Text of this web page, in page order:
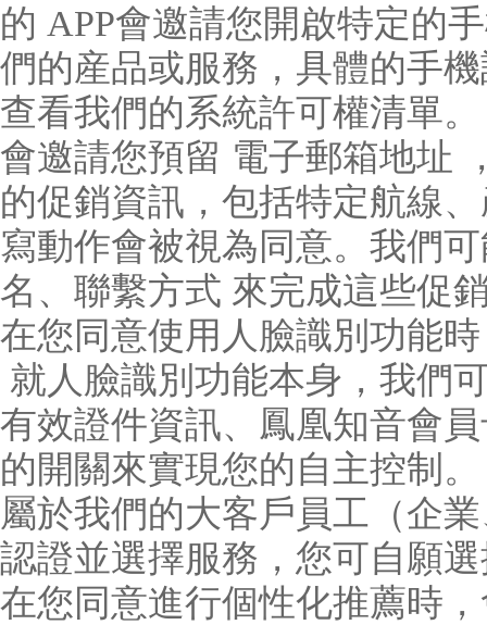
APP會邀請您開啟特定的
的産品或服務，具體的手
看我們的系統許可權清單。
邀請您預留 電子郵箱地址
促銷資訊，包括特定航線
動作會被視為同意。我們
、聯繫方式 來完成這些促
您同意使用人臉識別功能
就人臉識別功能本身，我們
效證件資訊、鳳凰知音會
開關來實現您的自主控制。
於我們的大客戶員工（企
證並選擇服務，您可自願
您同意進行個性化推薦時